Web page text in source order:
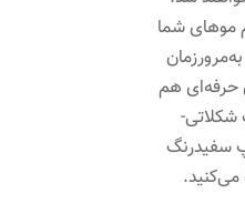
موهای شما
حرفه‌ای هم
شکلاتی-
سفیدرنگ